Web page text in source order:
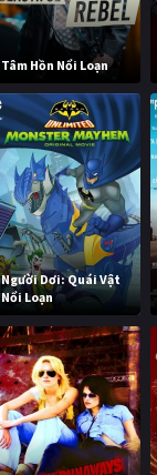
Tâm Hồn Nổi Loạn
Người Dơi: Quái Vật
Nổi Loạn